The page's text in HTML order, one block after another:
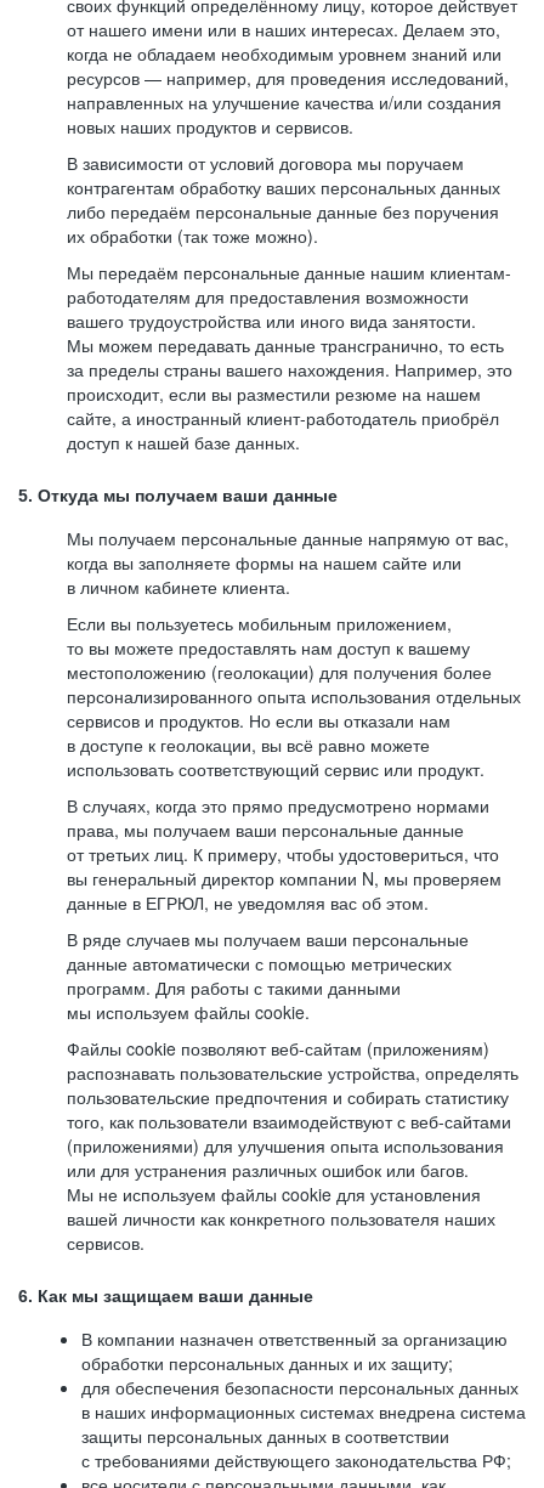
своих функций определённому лицу, которое действует
от нашего имени или в наших интересах. Делаем это,
когда не обладаем необходимым уровнем знаний или
ресурсов — например, для проведения исследований,
направленных на улучшение качества и/или создания
новых наших продуктов и сервисов.
В зависимости от условий договора мы поручаем
контрагентам обработку ваших персональных данных
либо передаём персональные данные без поручения
их обработки (так тоже можно).
Мы передаём персональные данные нашим клиентам-
работодателям для предоставления возможности
вашего трудоустройства или иного вида занятости.
Мы можем передавать данные трансгранично, то есть
за пределы страны вашего нахождения. Например, это
происходит, если вы разместили резюме на нашем
сайте, а иностранный клиент-работодатель приобрёл
доступ к нашей базе данных.
5. Откуда мы получаем ваши данные
Мы получаем персональные данные напрямую от вас,
когда вы заполняете формы на нашем сайте или
в личном кабинете клиента.
Если вы пользуетесь мобильным приложением,
то вы можете предоставлять нам доступ к вашему
местоположению (геолокации) для получения более
персонализированного опыта использования отдельных
сервисов и продуктов. Но если вы отказали нам
в доступе к геолокации, вы всё равно можете
использовать соответствующий сервис или продукт.
В случаях, когда это прямо предусмотрено нормами
права, мы получаем ваши персональные данные
от третьих лиц. К примеру, чтобы удостовериться, что
вы генеральный директор компании N, мы проверяем
данные в ЕГРЮЛ, не уведомляя вас об этом.
В ряде случаев мы получаем ваши персональные
данные автоматически с помощью метрических
программ. Для работы с такими данными
мы используем файлы cookie.
Файлы cookie позволяют веб-сайтам (приложениям)
распознавать пользовательские устройства, определять
пользовательские предпочтения и собирать статистику
того, как пользователи взаимодействуют с веб-сайтами
(приложениями) для улучшения опыта использования
или для устранения различных ошибок или багов.
Мы не используем файлы cookie для установления
вашей личности как конкретного пользователя наших
сервисов.
6. Как мы защищаем ваши данные
В компании назначен ответственный за организацию
обработки персональных данных и их защиту;
для обеспечения безопасности персональных данных
в наших информационных системах внедрена система
защиты персональных данных в соответствии
с требованиями действующего законодательства РФ;